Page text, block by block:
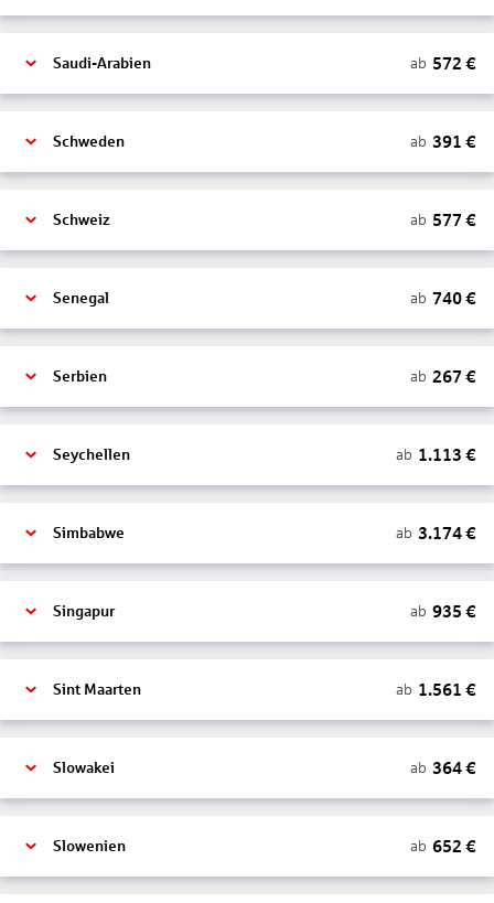
Saudi-Arabien ab 572 €
Schweden ab 391 €
Schweiz ab 577 €
Senegal ab 740€
Serbien ab 267 €
Seychellen ab 1.113 €
Simbabwe ab 3.174€
Singapur ab 935 €
Sint Maarten ab 1.561 €
Slowakei ab 364€
Slowenien ab 652 €